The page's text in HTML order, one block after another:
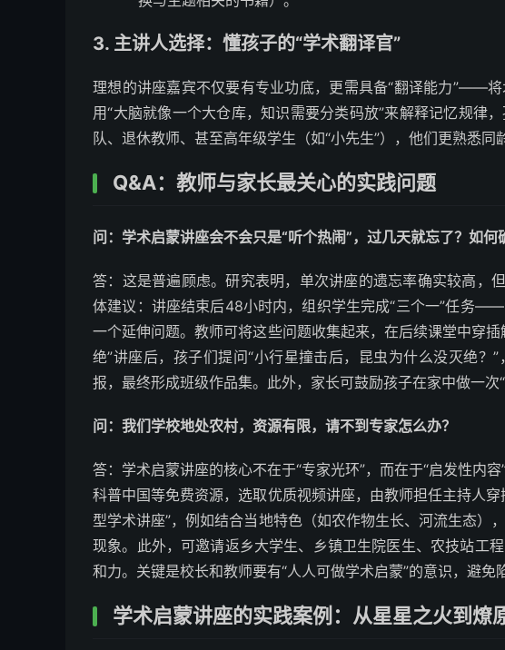
3. 主讲人选择：懂孩子的“学术翻译官”
理想的讲座嘉宾不仅要有专业功底，更需具备“翻译能力”——
用“大脑就像一个大仓库，知识需要分类码放”来解释记忆规律
队、退休教师、甚至高年级学生（如“小先生”），他们更熟悉同
Q&A：教师与家长最关心的实践问题
问：学术启蒙讲座会不会只是“听个热闹”，过几天就忘了？如何
答：这是普遍顾虑。研究表明，单次讲座的遗忘率确实较高，
体建议：讲座结束后48小时内，组织学生完成“三个一”任务
一个延伸问题。教师可将这些问题收集起来，在后续课堂中穿
绝”讲座后，孩子们提问“小行星撞击后，昆虫为什么没灭绝？
报，最终形成班级作品集。此外，家长可鼓励孩子在家中做一次
问：我们学校地处农村，资源有限，请不到专家怎么办？
答：学术启蒙讲座的核心不在于“专家光环”，而在于“启发性内
科普中国等免费资源，选取优质视频讲座，由教师担任主持人
型学术讲座”，例如结合当地特色（如农作物生长、河流生态）
现象。此外，可邀请返乡大学生、乡镇卫生院医生、农技站工
和力。关键是校长和教师要有“人人可做学术启蒙”的意识，避免
学术启蒙讲座的实践案例：从星星之火到燎